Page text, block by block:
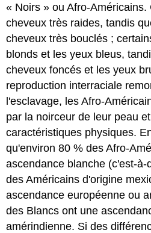
« Noirs » ou Afro-
cheveux très raides, tandis
cheveux très bouclés ;
blonds et les yeux bleus,
cheveux foncés et les yeux
reproduction interraciale
l'esclavage, les Afro-
par la noirceur de leur peau
caractéristiques physiques.
qu'environ 80 % des Afro-
ascendance blanche (c'est-
des Américains d'origine
ascendance européenne ou
des Blancs ont une
amérindienne. Si des